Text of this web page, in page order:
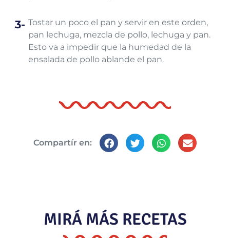
Tostar un poco el pan y servir en este orden,
pan lechuga, mezcla de pollo, lechuga y pan.
Esto va a impedir que la humedad de la
ensalada de pollo ablande el pan.
Compartír en:
MIRÁ MÁS RECETAS